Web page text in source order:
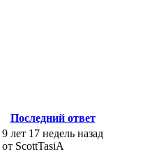
Последний ответ
9 лет 17 недель назад
от ScottTasiA